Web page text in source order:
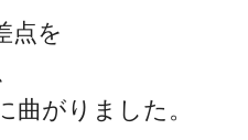
点を
曲がりました。